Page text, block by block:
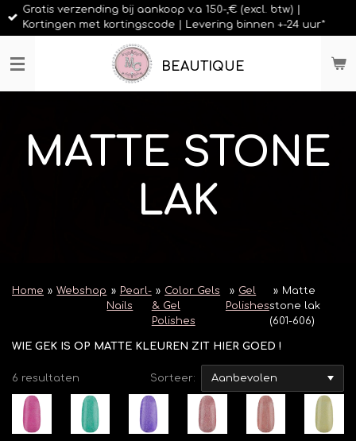
Ga
direct
de
BEAUTIQUE
Gratis verzending bij aankoop v.a 150-,€ (excl. btw) |
Kortingen met kortingscode | Levering binnen +-24 uur*
MATTE STONE
LAK
Home » Webshop » Pearl-
Nails
» Color Gels
& Gel
Polishes
» Gel
Polishes
» Matte
stone lak
(601-606)
WIE GEK IS OP MATTE KLEUREN ZIT HIER GOED !
6 resultaten Sorteer: